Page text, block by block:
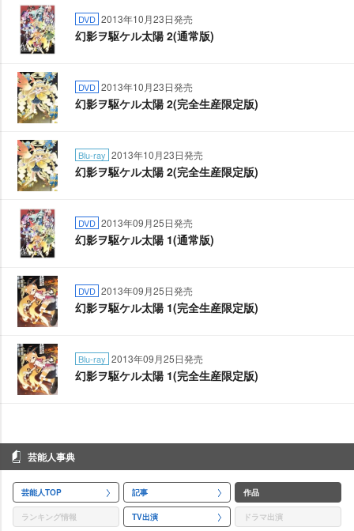
DVD 2013年10月23日発売
幻影ヲ駆ケル太陽 2(通常版)
DVD 2013年10月23日発売
幻影ヲ駆ケル太陽 2(完全生産限定版)
Blu-ray 2013年10月23日発売
幻影ヲ駆ケル太陽 2(完全生産限定版)
DVD 2013年09月25日発売
幻影ヲ駆ケル太陽 1(通常版)
DVD 2013年09月25日発売
幻影ヲ駆ケル太陽 1(完全生産限定版)
Blu-ray 2013年09月25日発売
幻影ヲ駆ケル太陽 1(完全生産限定版)
芸能人事典
芸能人TOP 記事 作品
ランキング情報 TV出演 ドラマ出演